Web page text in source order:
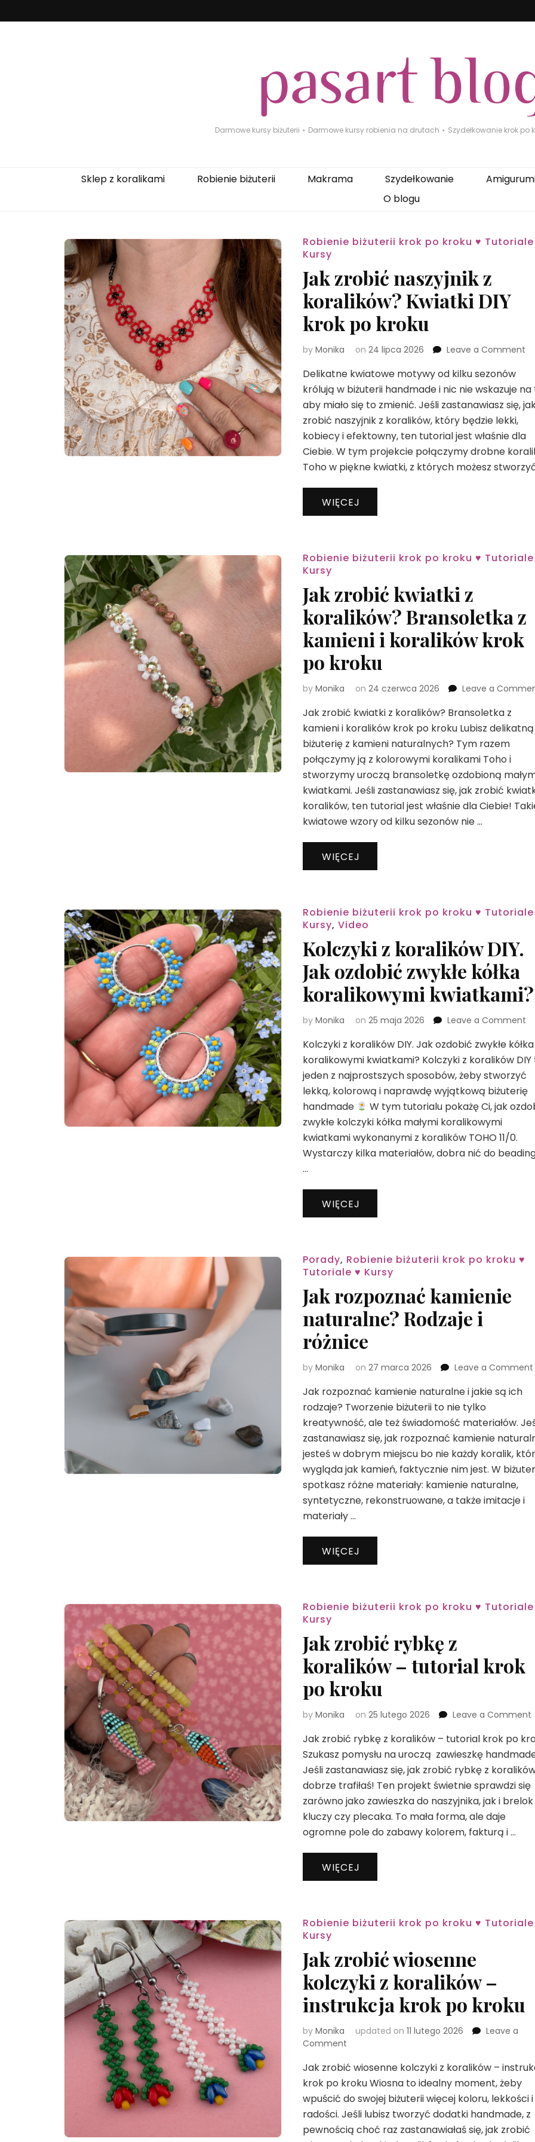
Darmowe kursy biżuterii ⋆ Darmowe kursy robienia na drutach ⋆ Szydełkowanie krok po
Sklep z koralikami Robienie biżuterii Makrama Szydełkowanie
O blogu
Robienie biżuterii krok po kroku ♥ Tutoriale
Kursy
Jak zrobić naszyjnik z
koralików? Kwiatki DIY
krok po kroku
by Monika on 24 lipca 2026 Leave a Comment
DIY
po
Delikatne kwiatowe motywy od kilku sezonów
królują w biżuterii handmade i nic nie wskazuje na
aby miało się to zmienić. Jeśli zastanawiasz się,
zrobić naszyjnik z koralików, który będzie lekki,
kobiecy i efektowny, ten tutorial jest właśnie dla
Ciebie. W tym projekcie połączymy drobne
Toho w piękne kwiatki, z których możesz
WIĘCEJ
Robienie biżuterii krok po kroku ♥ Tutoriale
Kursy
Jak zrobić kwiatki z
koralików? Bransoletka z
kamieni i koralików krok
po kroku
by Monika on 24 czerwca 2026 Leave a
Jak zrobić kwiatki z koralików? Bransoletka z
kamieni i koralików krok po kroku Lubisz delikatną
biżuterię z kamieni naturalnych? Tym razem
połączymy ją z kolorowymi koralikami Toho i
stworzymy uroczą bransoletkę ozdobioną
kwiatkami. Jeśli zastanawiasz się, jak zrobić
koralików, ten tutorial jest właśnie dla Ciebie!
kwiatowe wzory od kilku sezonów nie …
WIĘCEJ
Robienie biżuterii krok po kroku ♥ Tutoriale
Kursy, Video
Kolczyki z koralików DIY.
Jak ozdobić zwykłe kółka
koralikowymi kwiatkami?
by Monika on 25 maja 2026 Leave a Comment
z
Kolczyki z koralików DIY. Jak ozdobić zwykłe kółka
koralikowymi kwiatkami? Kolczyki z koralików DIY
jeden z najprostszych sposobów, żeby stworzyć
lekką, kolorową i naprawdę wyjątkową biżuterię
handmade
W tym tutorialu pokażę Ci, jak
zwykłe kolczyki kółka małymi koralikowymi
kwiatkami wykonanymi z koralików TOHO 11/0.
Wystarczy kilka materiałów, dobra nić do
…
WIĘCEJ
Porady, Robienie biżuterii krok po kroku ♥
Tutoriale ♥ Kursy
Jak rozpoznać kamienie
naturalne? Rodzaje i
różnice
by Monika on 27 marca 2026 Leave a Comment
i
Jak rozpoznać kamienie naturalne i jakie są ich
rodzaje? Tworzenie biżuterii to nie tylko
kreatywność, ale też świadomość materiałów.
zastanawiasz się, jak rozpoznać kamienie
jesteś w dobrym miejscu bo nie każdy koralik,
wygląda jak kamień, faktycznie nim jest. W
spotkasz różne materiały: kamienie naturalne,
syntetyczne, rekonstruowane, a także imitacje i
materiały …
WIĘCEJ
Robienie biżuterii krok po kroku ♥ Tutoriale
Kursy
Jak zrobić rybkę z
koralików – tutorial krok
po kroku
by Monika on 25 lutego 2026 Leave a Comment
Jak zrobić rybkę z koralików – tutorial krok po
Szukasz pomysłu na uroczą zawieszkę
Jeśli zastanawiasz się, jak zrobić rybkę z
dobrze trafiłaś! Ten projekt świetnie sprawdzi się
zarówno jako zawieszka do naszyjnika, jak i
kluczy czy plecaka. To mała forma, ale daje
ogromne pole do zabawy kolorem, fakturą i …
WIĘCEJ
Robienie biżuterii krok po kroku ♥ Tutoriale
Kursy
Jak zrobić wiosenne
kolczyki z koralików –
instrukcja krok po kroku
by Monika updated on 11 lutego 2026
Leave a
Comment
zrobić
wiosenne
kolczyki
z
koralików
–
Jak zrobić wiosenne kolczyki z koralików –
krok po kroku Wiosna to idealny moment, żeby
wpuścić do swojej biżuterii więcej koloru, lekkości i
radości. Jeśli lubisz tworzyć dodatki handmade, z
pewnością choć raz zastanawiałaś się, jak zrobić